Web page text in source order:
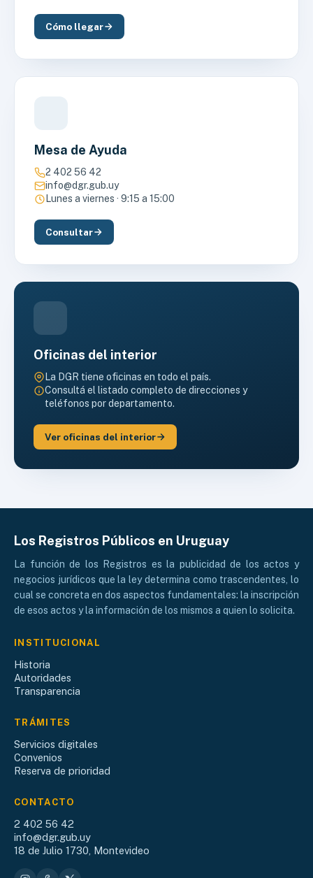
Cómo llegar
Mesa de Ayuda
2 402 56 42
info@dgr.gub.uy
Lunes a viernes · 9:15 a 15:00
Consultar
Oficinas del interior
La DGR tiene oficinas en todo el país.
Consultá el listado completo de direcciones y
teléfonos por departamento.
Ver oficinas del interior
Los Registros Públicos en Uruguay
La función de los Registros es la publicidad de los actos y
negocios jurídicos que la ley determina como trascendentes, lo
cual se concreta en dos aspectos fundamentales: la inscripción
de esos actos y la información de los mismos a quien lo solicita.
INSTITUCIONAL
Historia
Autoridades
Transparencia
TRÁMITES
Servicios digitales
Convenios
Reserva de prioridad
CONTACTO
2 402 56 42
info@dgr.gub.uy
18 de Julio 1730, Montevideo